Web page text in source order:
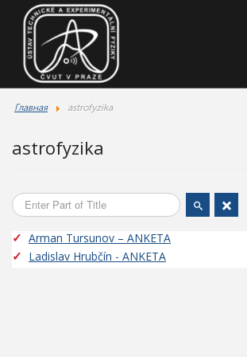
Главная astrofyzika
astrofyzika
Enter Part of Title
Arman Tursunov – ANKETA
Ladislav Hrubčín - ANKETA